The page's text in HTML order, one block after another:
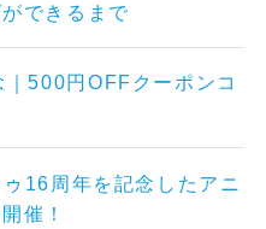
できるまで
｜500円OFFクーポンコ
16周年を記念したアニ
催！